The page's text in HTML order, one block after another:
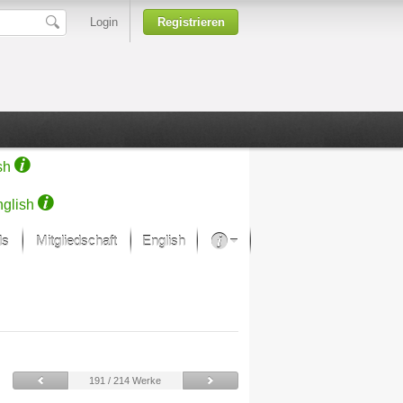
Login Registrieren
Mitgliedschaft English
Kunsthäuser
191 / 214 Werke